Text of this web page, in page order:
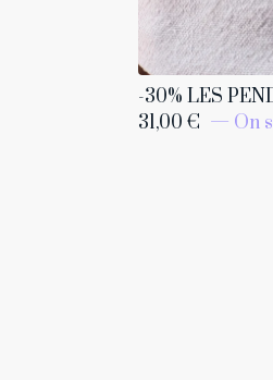
-30% LES
31,00 € — On